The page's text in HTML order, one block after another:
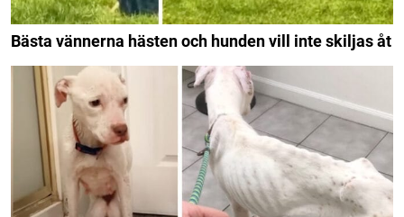
Bästa vännerna hästen och hunden vill inte skiljas åt